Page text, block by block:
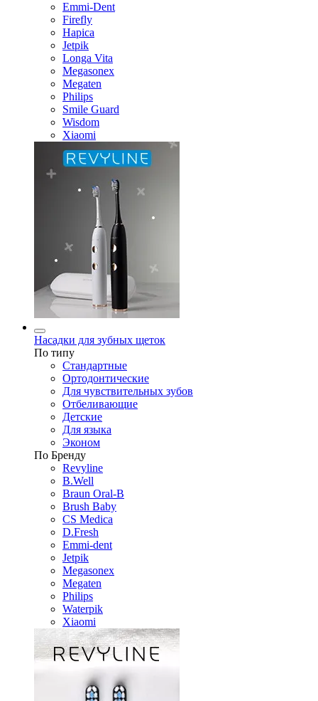
Emmi-Dent
Firefly
Hapica
Jetpik
Longa Vita
Megasonex
Megaten
Philips
Smile Guard
Wisdom
Xiaomi
Насадки для зубных щеток
По типу
Стандартные
Ортодонтические
Для чувствительных зубов
Отбеливающие
Детские
Для языка
Эконом
По Бренду
Revyline
B.Well
Braun Oral-B
Brush Baby
CS Medica
D.Fresh
Emmi-dent
Jetpik
Megasonex
Megaten
Philips
Waterpik
Xiaomi